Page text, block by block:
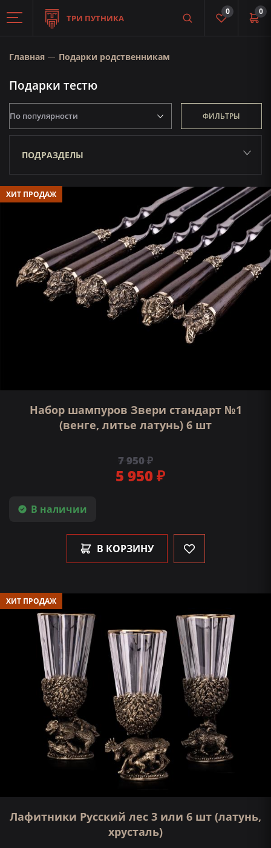
ТРИ ПУТНИКА
0
0
Главная Подарки родственникам
Подарки тестю
ФИЛЬТРЫ
ПОДРАЗДЕЛЫ
ХИТ ПРОДАЖ
Набор шампуров Звери стандарт №1
(венге, литье латунь) 6 шт
В наличии
7 950 ₽
5 950 ₽
В КОРЗИНУ
ХИТ ПРОДАЖ
Лафитники Русский лес 3 или 6 шт (латунь,
хрусталь)